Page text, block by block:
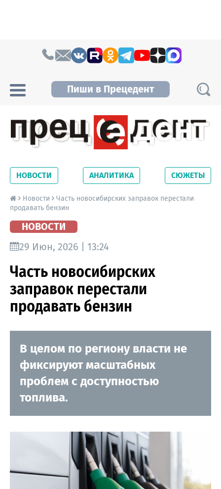
Пиши в Прецедент
Новосибирской области. Читайте свежие
новости на сайте сетевого издания
Precedent.
НОВОСТИ АНАЛИТИКА СЮЖЕТЫ
Новости
Часть новосибирских заправок перестали
продавать бензин
НОВОСТИ
29 Июн, 2026 | 13:24
Часть новосибирских
заправок перестали
продавать бензин
В целом по региону власти не
фиксируют масштабных
проблем с доступностью
топлива.